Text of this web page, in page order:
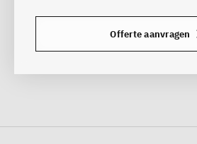
Offerte aanvragen